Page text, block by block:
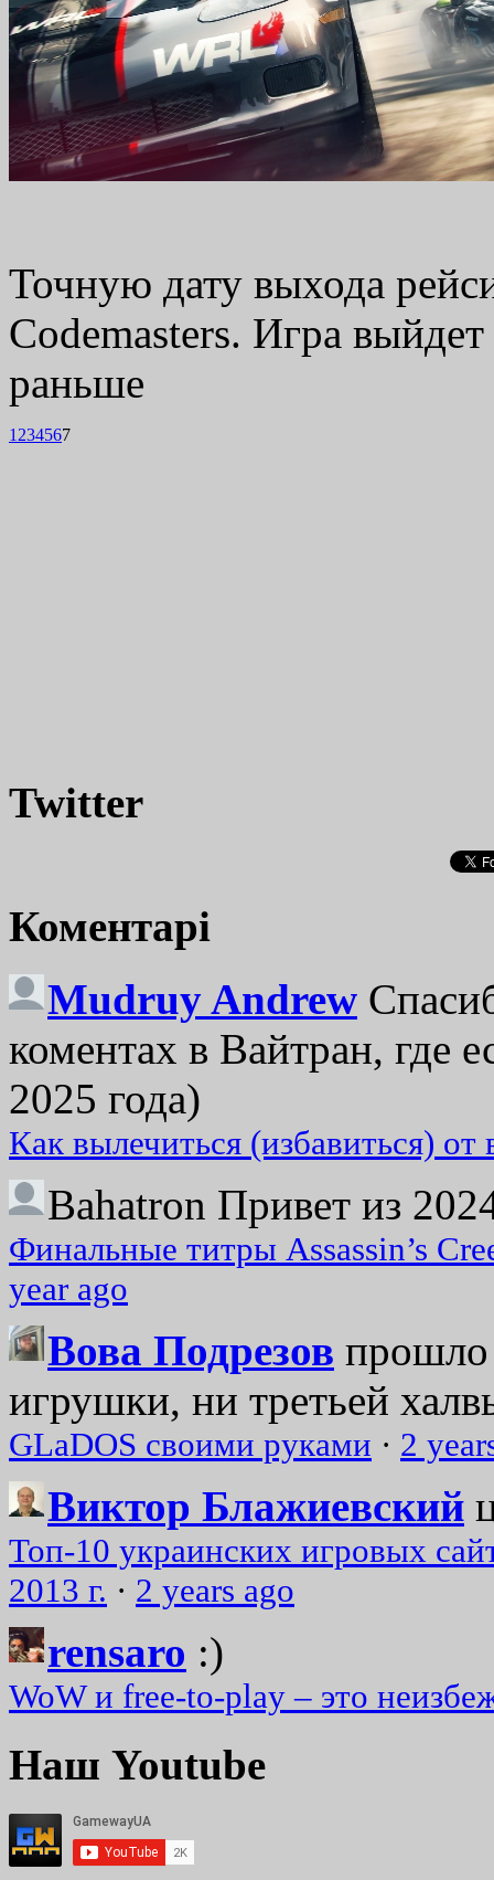
Точную дату выхода
Codemasters. Игра
раньше
1 234567
Twitter
Коментарі
Mudruy Andrew
коментах в Вайтран, где
2025 года)
Как вылечиться (избавиться)
Bahatron Привет из
Финальные титры Assassin’s
year ago
Вова Подрезов прошло
игрушки, ни третьей
GLaDOS своими руками · 2
Виктор Блажиевский
Топ-10 украинских игровых
2013 г. · 2 years ago
rensaro :)
WoW и free-to-play – это
Наш Youtube